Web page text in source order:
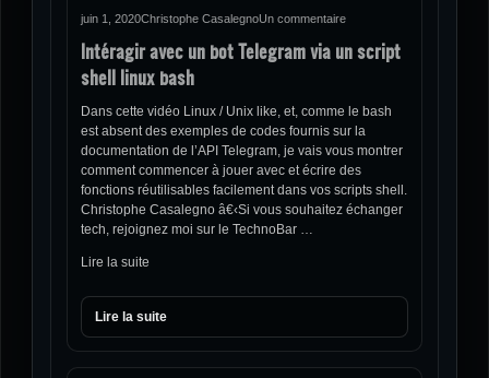
juin 1, 2020Christophe CasalegnoUn commentaire
Intéragir avec un bot Telegram via un script
shell linux bash
Dans cette vidéo Linux / Unix like, et, comme le bash
est absent des exemples de codes fournis sur la
documentation de l’API Telegram, je vais vous montrer
comment commencer à jouer avec et écrire des
fonctions réutilisables facilement dans vos scripts shell.
Christophe Casalegno â€‹Si vous souhaitez échanger
tech, rejoignez moi sur le TechnoBar …
Lire la suite
Lire la suite